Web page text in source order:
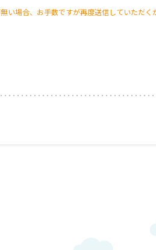
場合、お手数ですが再度送信していただく